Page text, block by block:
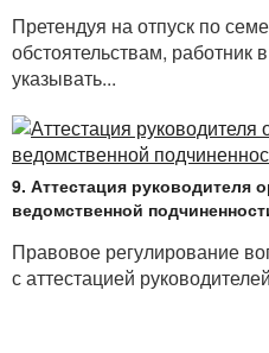
Претендуя на отпуск по
обстоятельствам, работник
указывать...
9. Аттестация руководителя
ведомственной
Правовое регулирование
с аттестацией